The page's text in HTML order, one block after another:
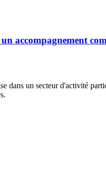
accompagnement
dans un secteur d'activité